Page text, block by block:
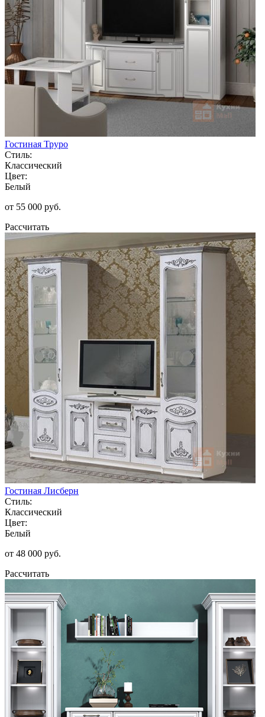
Гостиная Труро
Стиль:
Классический
Цвет:
Белый
от 55 000 руб.
Рассчитать
Гостиная Лисберн
Стиль:
Классический
Цвет:
Белый
от 48 000 руб.
Рассчитать